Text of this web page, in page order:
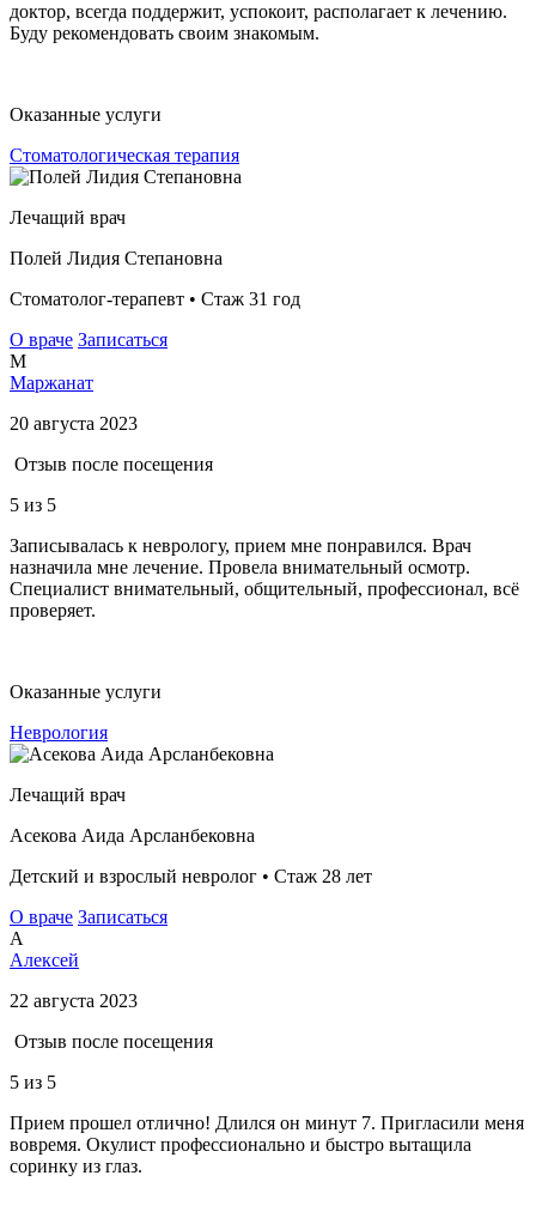
доктор, всегда поддержит, успокоит, располагает к лечению.
Буду рекомендовать своим знакомым.
Оказанные услуги
Стоматологическая терапия
Лечащий врач
Полей Лидия Степановна
Стоматолог-терапевт • Стаж 31 год
О враче Записаться
М
Маржанат
20 августа 2023
Отзыв после посещения
5 из 5
Записывалась к неврологу, прием мне понравился. Врач
назначила мне лечение. Провела внимательный осмотр.
Специалист внимательный, общительный, профессионал, всё
проверяет.
Оказанные услуги
Неврология
Лечащий врач
Асекова Аида Арсланбековна
Детский и взрослый невролог • Стаж 28 лет
О враче Записаться
А
Алексей
22 августа 2023
Отзыв после посещения
5 из 5
Прием прошел отлично! Длился он минут 7. Пригласили меня
вовремя. Окулист профессионально и быстро вытащила
соринку из глаз.